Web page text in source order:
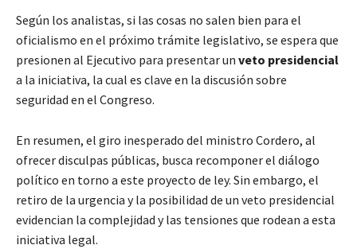
Según los analistas, si las cosas no salen bien para el
oficialismo en el próximo trámite legislativo, se espera que
presionen al Ejecutivo para presentar un veto presidencial
a la iniciativa, la cual es clave en la discusión sobre
seguridad en el Congreso.
En resumen, el giro inesperado del ministro Cordero, al
ofrecer disculpas públicas, busca recomponer el diálogo
político en torno a este proyecto de ley. Sin embargo, el
retiro de la urgencia y la posibilidad de un veto presidencial
evidencian la complejidad y las tensiones que rodean a esta
iniciativa legal.